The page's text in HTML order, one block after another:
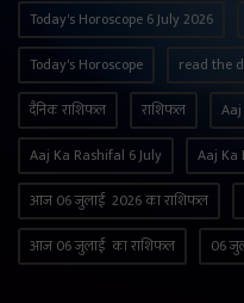
Today's Horoscope 6 July 2026
Today's Horoscope
read the
दैनिक राशिफल
राशिफल
Aaj Ka Rashifal 6 July
Aaj Ka
आज 06 जुलाई 2026 का राशिफल
आज 06 जुलाई का राशिफल
06